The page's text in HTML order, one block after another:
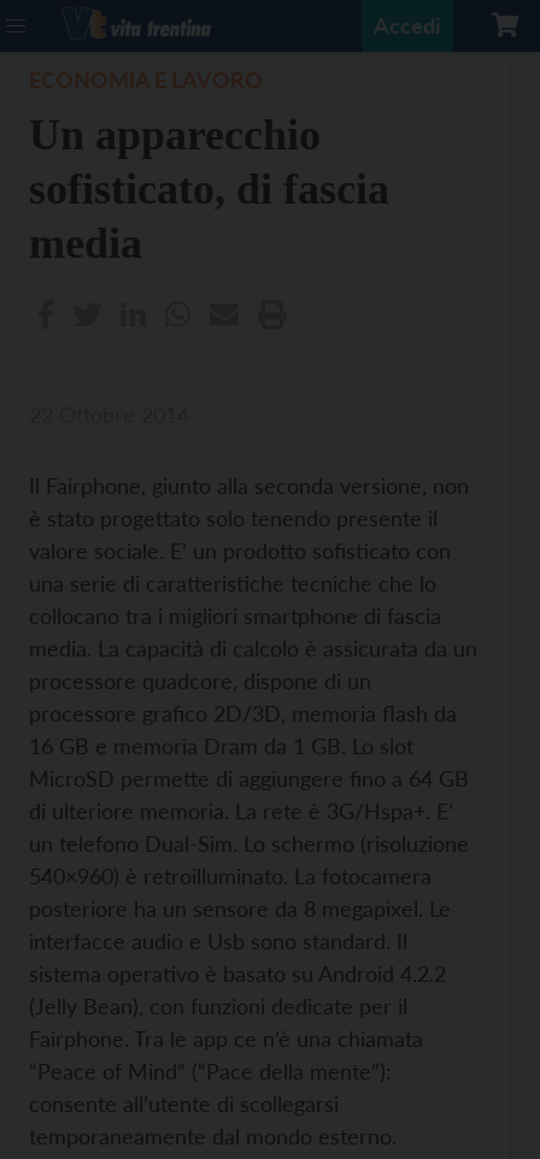
Accedi
Un apparecchio
sofisticato, di fascia
media
Il Fairphone, giunto alla seconda versione, non
è stato progettato solo tenendo presente il
valore sociale. E’ un prodotto sofisticato con
una serie di caratteristiche tecniche che lo
collocano tra i migliori smartphone di fascia
media. La capacità di calcolo è assicurata da un
processore quadcore, dispone di un
processore grafico 2D/3D, memoria flash da
16 GB e memoria Dram da 1 GB. Lo slot
MicroSD permette di aggiungere fino a 64 GB
di ulteriore memoria. La rete è 3G/Hspa+. E’
un telefono Dual-Sim. Lo schermo (risoluzione
540×960) è retroilluminato. La fotocamera
posteriore ha un sensore da 8 megapixel. Le
interfacce audio e Usb sono standard. Il
sistema operativo è basato su Android 4.2.2
(Jelly Bean), con funzioni dedicate per il
Fairphone. Tra le app ce n’è una chiamata
“Peace of Mind” (“Pace della mente”):
consente all’utente di scollegarsi
temporaneamente dal mondo esterno.